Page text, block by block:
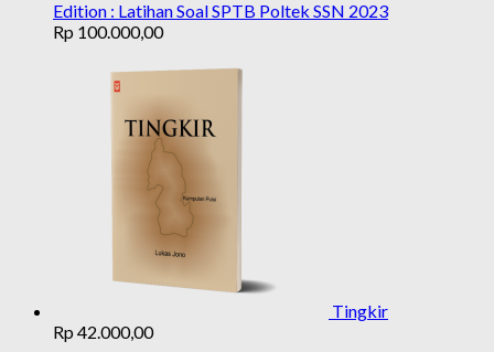
Edition : Latihan Soal SPTB Poltek SSN 2023
Rp 100.000,00
Tingkir
Rp 42.000,00